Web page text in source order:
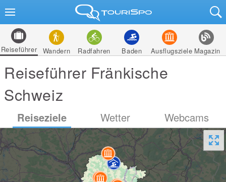
Reiseführer Wandern Radfahren Baden Ausflugsziele Magazin
Reiseführer Fränkische
Schweiz
Reiseziele Wetter Webcams